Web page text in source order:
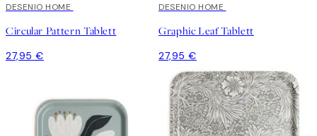
DESENIO HOME
Circular Pattern Tablett
27,95 €
DESENIO HOME
Graphic Leaf Tablett
27,95 €